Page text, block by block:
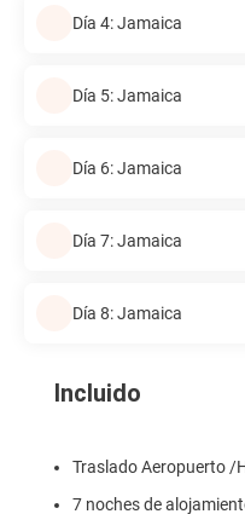
Día 4: Jamaica
Día 5: Jamaica
Día 6: Jamaica
Día 7: Jamaica
Día 8: Jamaica
Incluido
Traslado Aeropuerto /
7 noches de